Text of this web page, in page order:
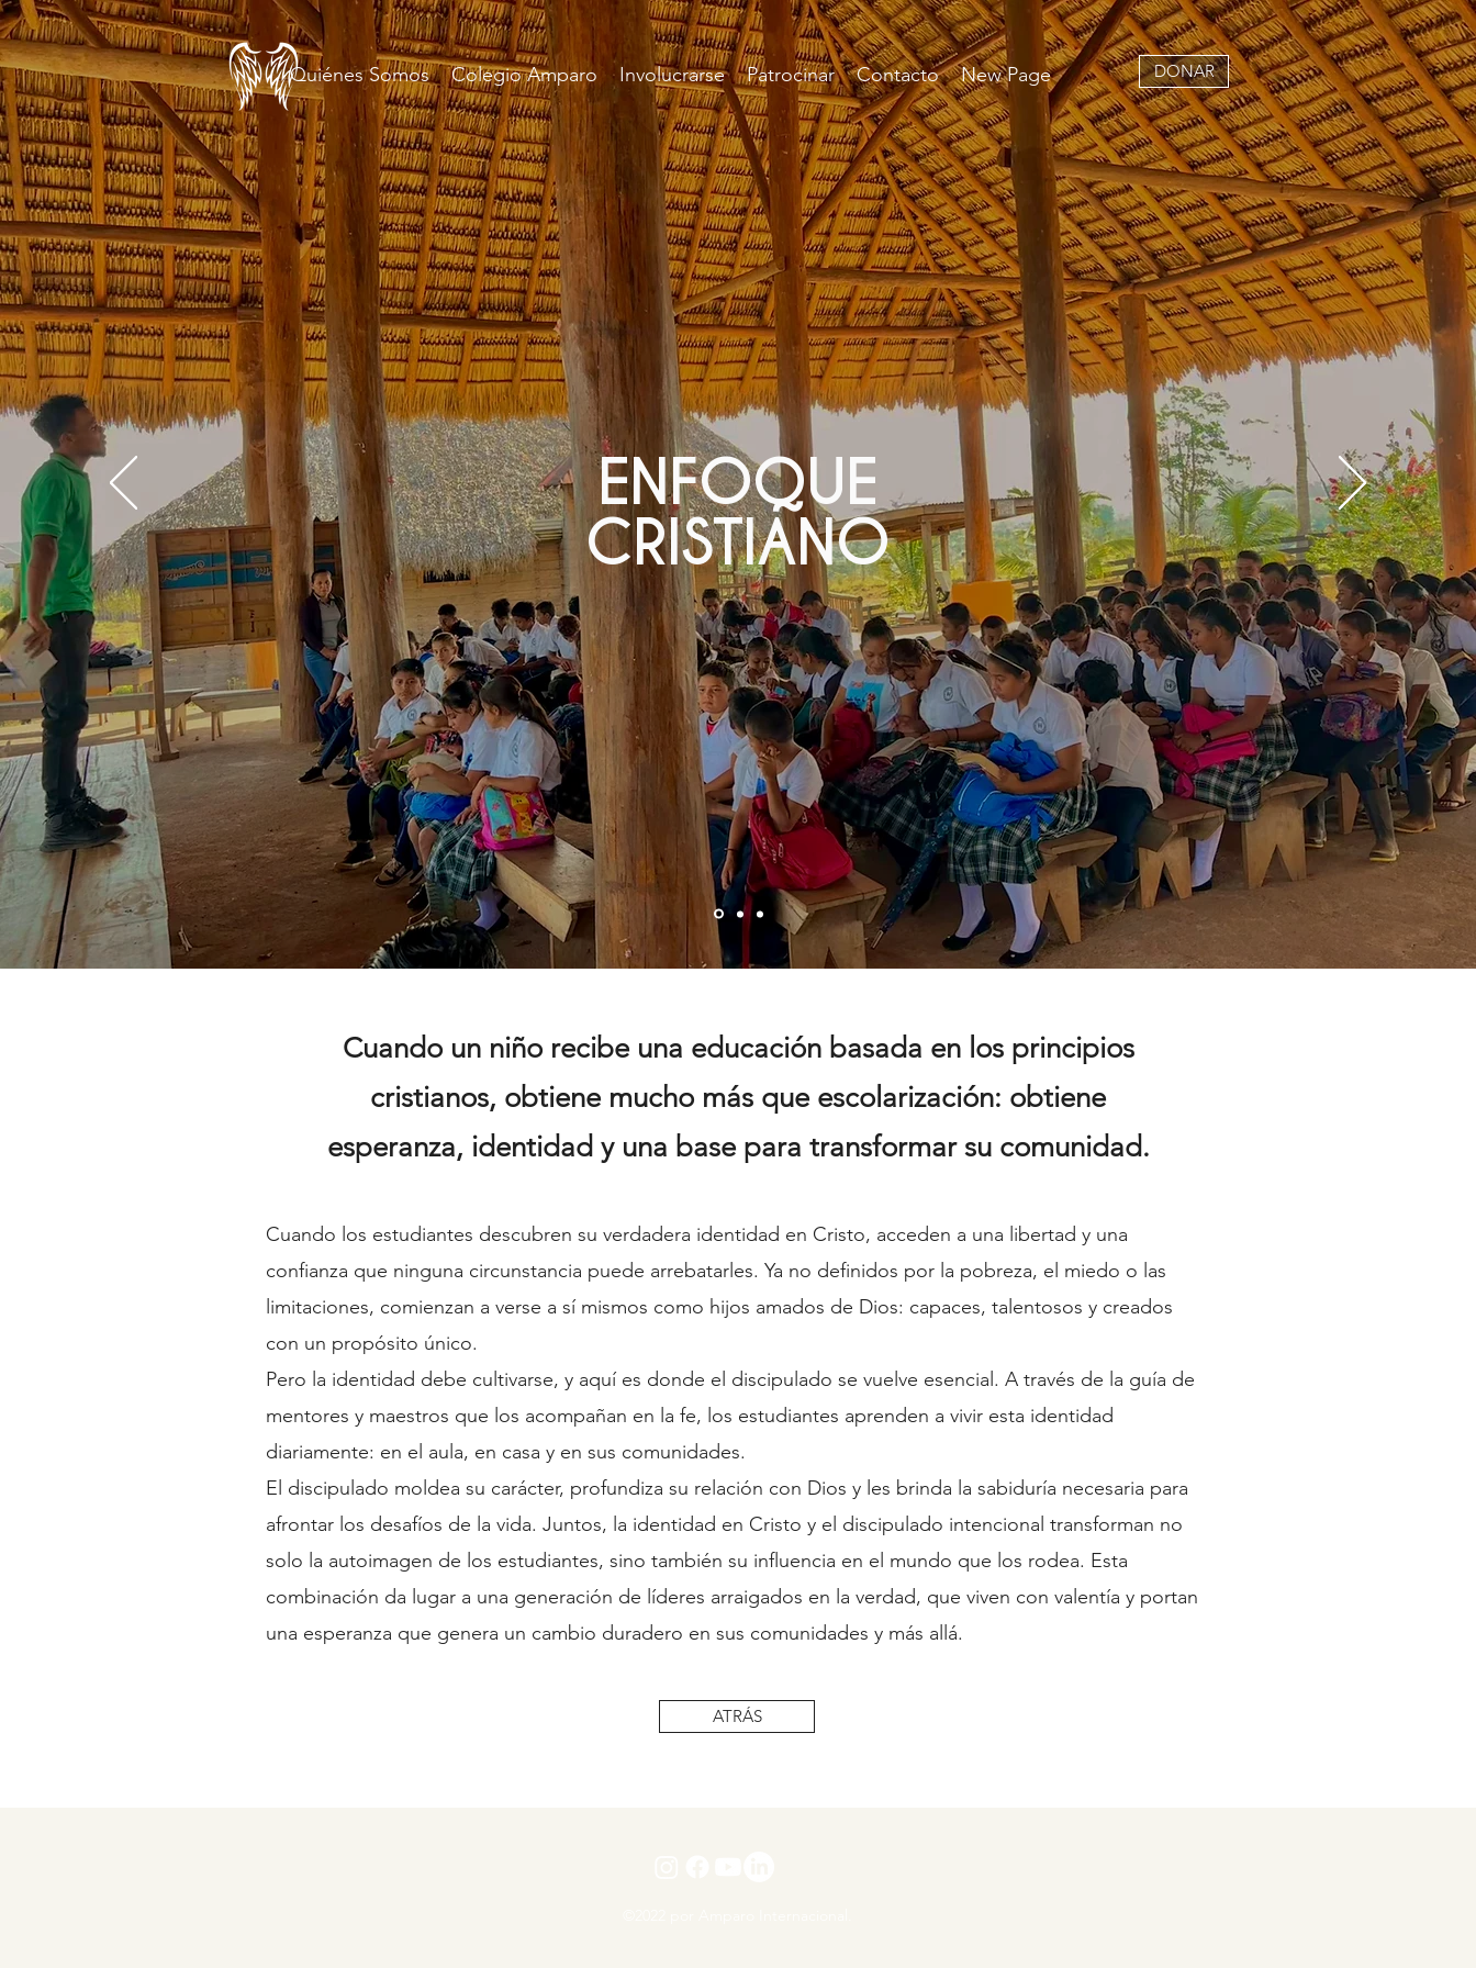
Quiénes Somos Colegio Amparo Involucrarse Patrocinar Contacto New Page DONAR
ENFOQUE
CRISTIANO
Cuando un niño recibe una educación basada en los principios
cristianos, obtiene mucho más que escolarización: obtiene
esperanza, identidad y una base para transformar su comunidad.
Cuando los estudiantes descubren su verdadera identidad en Cristo, acceden a una libertad y una
confianza que ninguna circunstancia puede arrebatarles. Ya no definidos por la pobreza, el miedo o las
limitaciones, comienzan a verse a sí mismos como hijos amados de Dios: capaces, talentosos y creados
con un propósito único.
Pero la identidad debe cultivarse, y aquí es donde el discipulado se vuelve esencial. A través de la guía de
mentores y maestros que los acompañan en la fe, los estudiantes aprenden a vivir esta identidad
diariamente: en el aula, en casa y en sus comunidades.
El discipulado moldea su carácter, profundiza su relación con Dios y les brinda la sabiduría necesaria para
afrontar los desafíos de la vida. Juntos, la identidad en Cristo y el discipulado intencional transforman no
solo la autoimagen de los estudiantes, sino también su influencia en el mundo que los rodea. Esta
combinación da lugar a una generación de líderes arraigados en la verdad, que viven con valentía y portan
una esperanza que genera un cambio duradero en sus comunidades y más allá.
ATRÁS